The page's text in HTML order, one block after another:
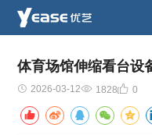
体育场馆伸缩看台设
2026-03-12 1828 0